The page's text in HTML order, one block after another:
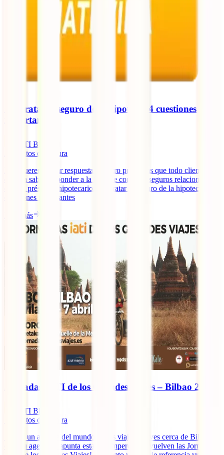
Contratar el seguro de la hipoteca: 4 cuestiones
importantes
IATI Blog
minutos de lectura
Hoy queremos dar respuesta a cuatro preguntas que todo cliente
debería saber responder a la hora de contratar seguros relacionados
con un préstamo hipotecario. Contratar el seguro de la hipoteca: 4
cuestiones importantes
Leer más
Jornadas IATI de los Grandes Viajes – Bilbao 2019
IATI Blog
minutos de lectura
Si eres un amante del mundo de los viajes y vives cerca de Bilbao,
coge tu agenda y apunta esta cita imperdible: ¡vuelven las Jornadas